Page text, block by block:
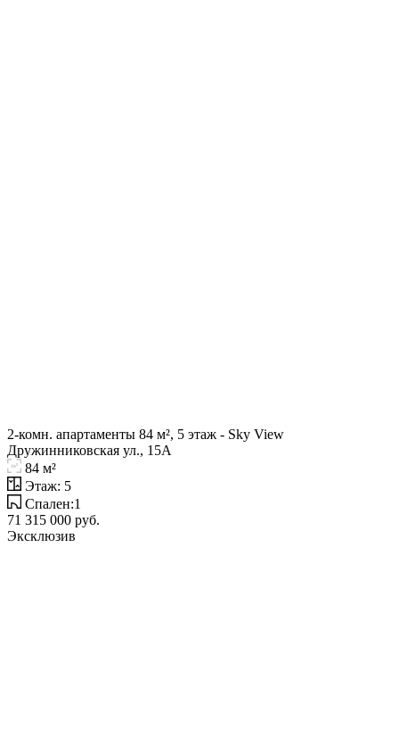
2-комн. апартаменты 84 м², 5 этаж - Sky View
Дружинниковская ул., 15А
84 м²
Этаж: 5
Спален:1
71 315 000 руб.
Эксклюзив